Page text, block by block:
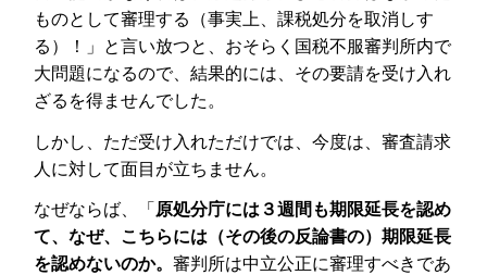
ものとして審理する（事実上、課税処分を取消しす
る）！」と言い放つと、おそらく国税不服審判所内で
大問題になるので、結果的には、その要請を受け入れ
ざるを得ませんでした。
しかし、ただ受け入れただけでは、今度は、審査請求
人に対して面目が立ちません。
なぜならば、「 原処分庁には３週間も期限延長を認め
て、なぜ、こちらには（その後の反論書の）期限延長
を認めないのか。審判所は中立公正に審理すべきであ